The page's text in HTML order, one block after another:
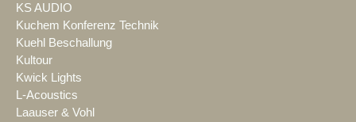
KS AUDIO
Kuchem Konferenz Technik
Kuehl Beschallung
Kultour
Kwick Lights
L-Acoustics
Laauser & Vohl